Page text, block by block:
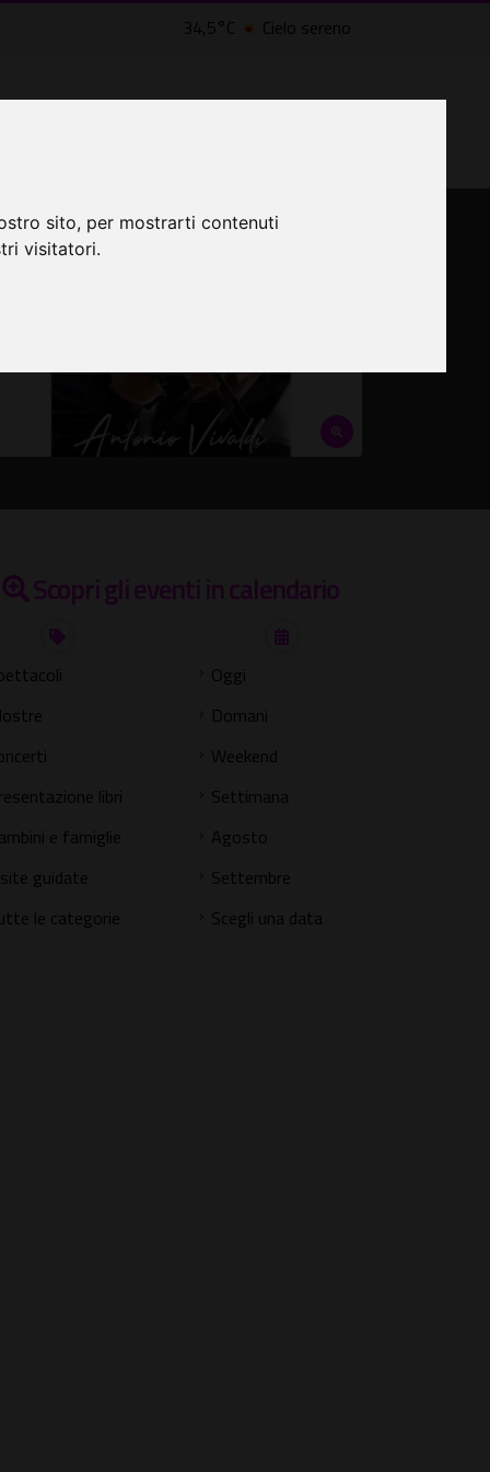
sito, per mostrarti contenuti
visitatori.
34,5°C Cielo sereno
Scopri gli eventi in calendario
libri
e famiglie
guidate
le categorie
Oggi
Domani
Weekend
Settimana
Agosto
Settembre
Scegli una data